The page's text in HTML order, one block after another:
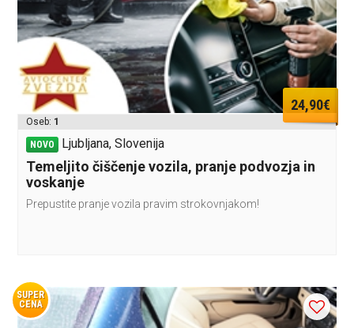
24,90€
Oseb: 1
NOVO Ljubljana, Slovenija
Temeljito čiščenje vozila, pranje podvozja in
voskanje
Prepustite pranje vozila pravim strokovnjakom!
SUPER
CENA